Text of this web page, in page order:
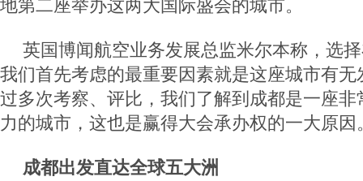
地第二座举办这两大国际盛会的城市。
英国博闻航空业务发展总监米尔本称，选
我们首先考虑的最重要因素就是这座城市有
过多次考察、评比，我们了解到成都是一座
力的城市，这也是赢得大会承办权的一大原因
成都出发直达全球五大洲